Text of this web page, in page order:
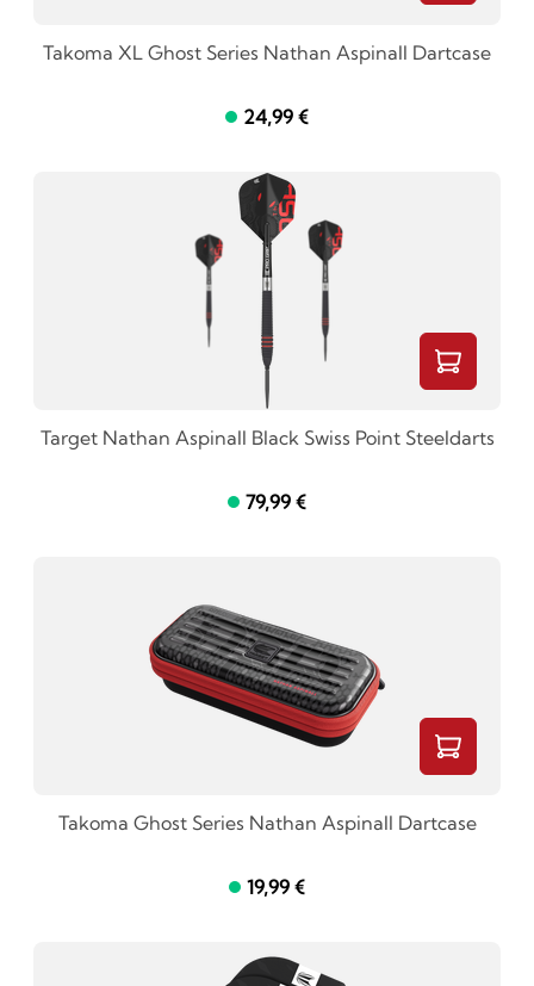
Takoma XL Ghost Series Nathan Aspinall Dartcase
24,99 €
Target Nathan Aspinall Black Swiss Point Steeldarts
79,99 €
Takoma Ghost Series Nathan Aspinall Dartcase
19,99 €